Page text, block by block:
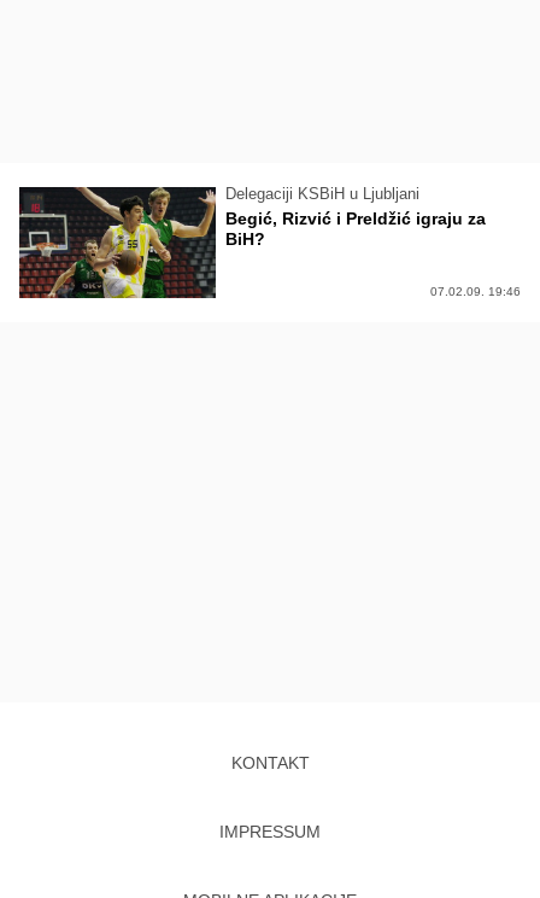
Delegaciji KSBiH u Ljubljani
Begić, Rizvić i Preldžić igraju za
BiH?
07.02.09. 19:46
KONTAKT
IMPRESSUM